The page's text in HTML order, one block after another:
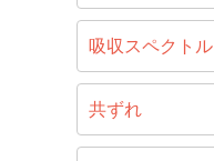
吸収スペクトル
共ずれ